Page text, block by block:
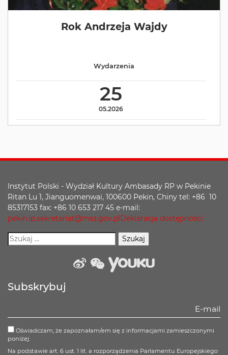
Rok Andrzeja Wajdy
25
05.2026
Wydarzenia
Instytut Polski - Wydział Kultury Ambasady RP w Pekinie
Ritan Lu 1, Jianguomenwai, 100600 Pekin, Chiny tel: +86 10
85317153 fax: +86 10 653 217 45 e-mail:
pekin.ip.sekretariat@msz.gov.plDeklaracja dostępności
Subskrybuj
Oświadczam, że zapoznałam/em się z informacjami zamieszczonymi
poniżej:
Na podstawie art. 6 ust. 1 lit. a rozporządzenia Parlamentu Europejskiego